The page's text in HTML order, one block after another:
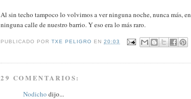
Al sin techo tampoco lo volvimos a ver ninguna noche, nunca más, en
ninguna calle de nuestro barrio. Y eso era lo más raro.
PUBLICADO PORTXE PELIGRO EN20:03
29 COMENTARIOS:
Nodicho dijo...